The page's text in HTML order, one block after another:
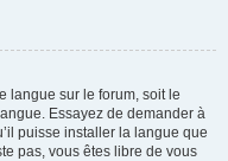
langue sur le forum, soit le
Essayez de demander à
puisse installer la langue que
pas, vous êtes libre de vous